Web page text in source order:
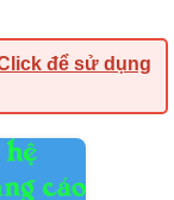
để sử dụng